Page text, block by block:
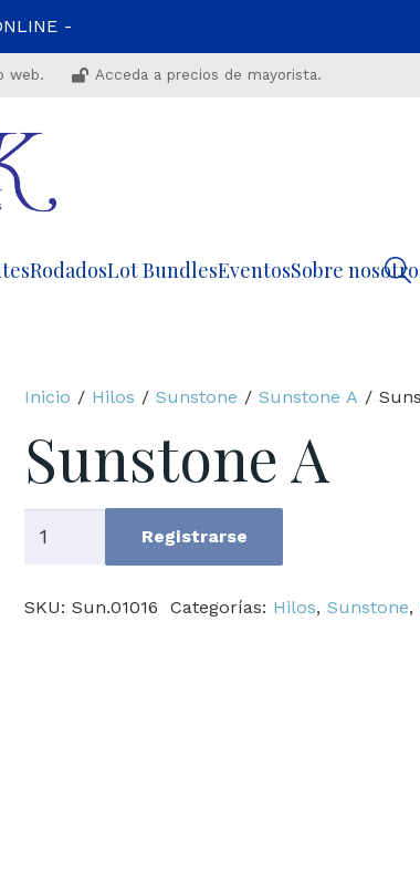
-
web. Acceda a precios de mayorista.
RodadosLot BundlesEventosSobre
Inicio / Hilos / Sunstone / Sunstone A /
Sunstone A
Registrarse
SKU: Sun.01016 Categorías: Hilos,Sunstone,